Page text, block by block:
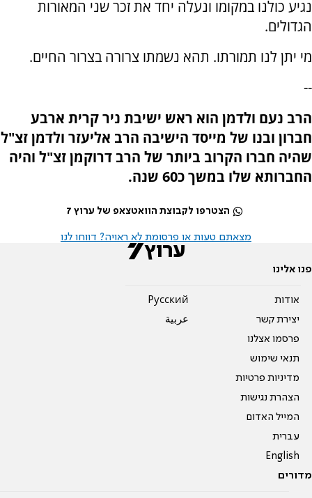
נגיע כולנו במקומו ונעלה יחד את זכר שני המאורות
הגדולים.
מי יתן לנו תמורתו. תהא נשמתו צרורה בצרור החיים.
--
הרב נעם ולדמן הוא ראש ישיבת ניר קרית ארבע
חברון ובנו של מייסד הישיבה הרב אליעזר ולדמן זצ"ל
שהיה חברו הקרוב ביותר של הרב דרוקמן זצ"ל והיה
החברותא שלו במשך כ60 שנה.
הצטרפו לקבוצת הוואטצאפ של ערוץ 7
מצאתם טעות או פרסומת לא ראויה? דווחו לנו
פנו אלינו
אודות
יצירת קשר
פרסמו אצלנו
תנאי שימוש
מדיניות פרטיות
הצהרת נגישות
המייל האדום
עברית
English
Pусский
عربية
מדורים